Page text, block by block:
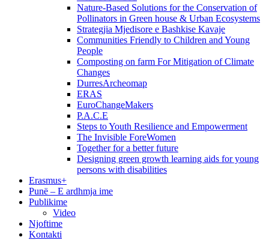
Nature-Based Solutions for the Conservation of
Pollinators in Green house & Urban Ecosystems
Strategjia Mjedisore e Bashkise Kavaje
Communities Friendly to Children and Young
People
Composting on farm For Mitigation of Climate
Changes
DurresArcheomap
ERAS
EuroChangeMakers
P.A.C.E
Steps to Youth Resilience and Empowerment
The Invisible ForeWomen
Together for a better future
Designing green growth learning aids for young
persons with disabilities
Erasmus+
Punë – E ardhmja ime
Publikime
Video
Njoftime
Kontakti